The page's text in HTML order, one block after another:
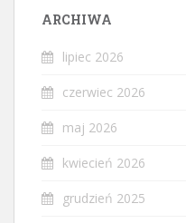
ARCHIWA
lipiec 2026
czerwiec 2026
maj 2026
kwiecień 2026
grudzień 2025